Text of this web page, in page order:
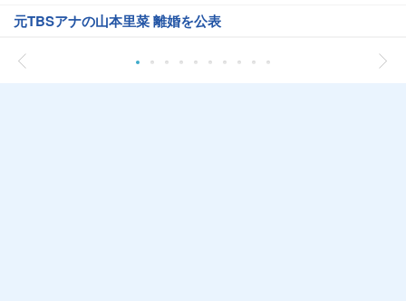
元TBSアナの山本里菜 離婚を公表